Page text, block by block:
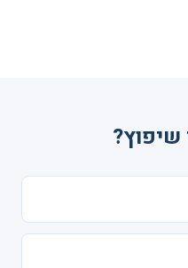
שיפוץ?